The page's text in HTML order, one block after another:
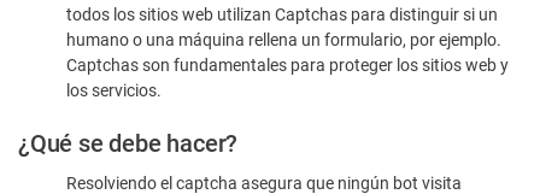
humano
todos los sitios web utilizan Captchas para distinguir si un
humano o una máquina rellena un formulario, por ejemplo.
Captchas son fundamentales para proteger los sitios web y
los servicios.
¿Qué se debe hacer?
Resolviendo el captcha asegura que ningún bot visita